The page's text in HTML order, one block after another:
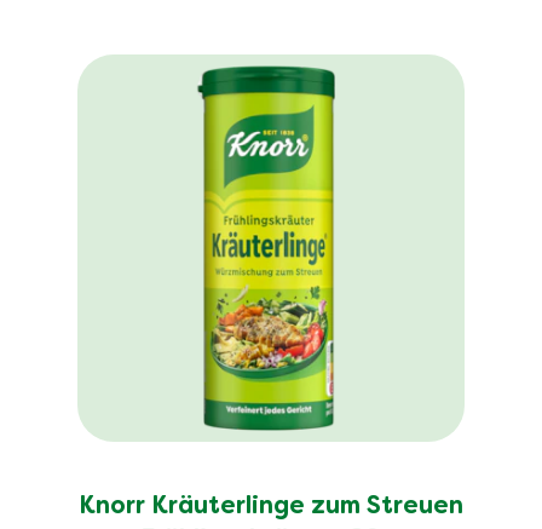
Knorr Kräuterlinge zum Streuen